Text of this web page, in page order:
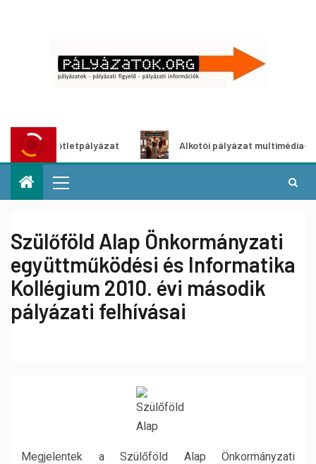
ötletpályázat Alkotói pályázat multimédia-
Szülőföld Alap Önkormányzati
együttműködési és Informatika
Kollégium 2010. évi második
pályázati felhívásai
Megjelentek a Szülőföld Alap Önkormányzati